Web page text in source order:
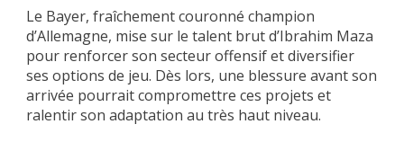
Le Bayer, fraîchement couronné champion
d’Allemagne, mise sur le talent brut d’Ibrahim Maza
pour renforcer son secteur offensif et diversifier
ses options de jeu. Dès lors, une blessure avant son
arrivée pourrait compromettre ces projets et
ralentir son adaptation au très haut niveau.